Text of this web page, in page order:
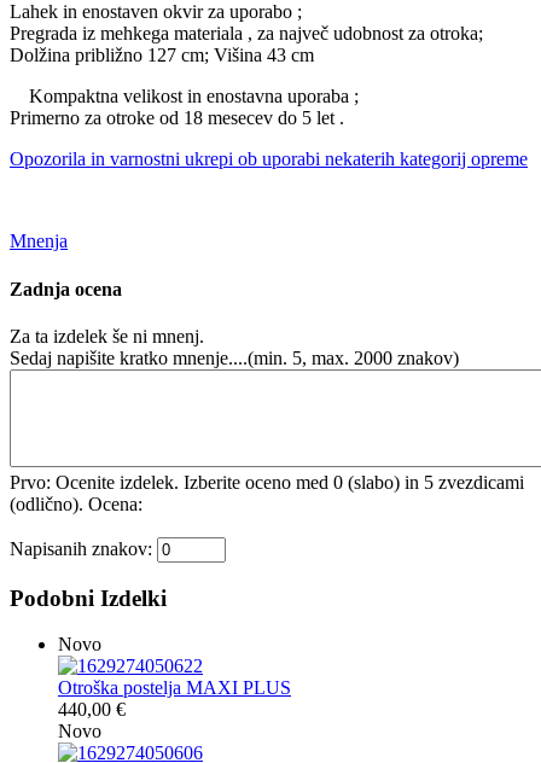
Lahek in enostaven okvir za uporabo ;
Pregrada iz mehkega materiala , za največ udobnost za otroka;
Dolžina približno 127 cm; Višina 43 cm
Kompaktna velikost in enostavna uporaba ;
Primerno za otroke od 18 mesecev do 5 let .
Opozorila in varnostni ukrepi ob uporabi nekaterih kategorij opreme
Mnenja
Zadnja ocena
Za ta izdelek še ni mnenj.
Sedaj napišite kratko mnenje....(min. 5, max. 2000 znakov)
Prvo: Ocenite izdelek. Izberite oceno med 0 (slabo) in 5 zvezdicami
(odlično). Ocena:
Napisanih znakov:
Podobni Izdelki
Novo
Otroška postelja MAXI PLUS
440,00 €
Novo